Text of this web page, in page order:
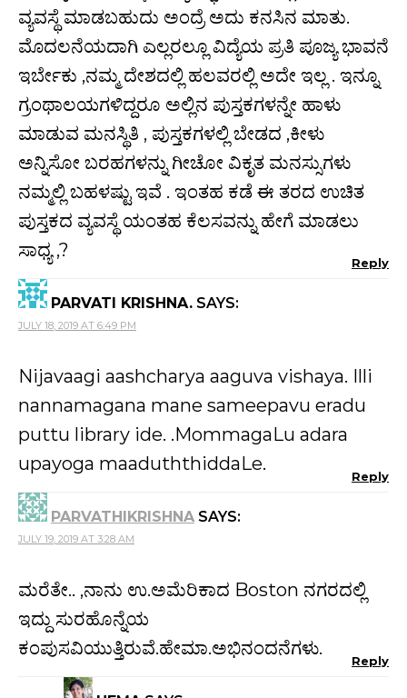
ವ್ಯವಸ್ಥೆ ಮಾಡಬಹುದು ಅಂದ್ರೆ ಅದು ಕನಸಿನ ಮಾತು.
ಮೊದಲನೆಯದಾಗಿ ಎಲ್ಲರಲ್ಲೂ ವಿದ್ಯೆಯ ಪ್ರತಿ ಪೂಜ್ಯ ಭಾವನೆ
ಇರ್ಬೇಕು ,ನಮ್ಮ ದೇಶದಲ್ಲಿ ಹಲವರಲ್ಲಿ ಅದೇ ಇಲ್ಲ . ಇನ್ನೂ
ಗ್ರಂಥಾಲಯಗಳಿದ್ದರೂ ಅಲ್ಲಿನ ಪುಸ್ತಕಗಳನ್ನೇ ಹಾಳು
ಮಾಡುವ ಮನಸ್ಥಿತಿ , ಪುಸ್ತಕಗಳಲ್ಲಿ ಬೇಡದ ,ಕೀಳು
ಅನ್ನಿಸೋ ಬರಹಗಳನ್ನು ಗೀಚೋ ವಿಕೃತ ಮನಸ್ಸುಗಳು
ನಮ್ಮಲ್ಲಿ ಬಹಳಷ್ಟು ಇವೆ . ಇಂತಹ ಕಡೆ ಈ ತರದ ಉಚಿತ
ಪುಸ್ತಕದ ವ್ಯವಸ್ಥೆ ಯಂತಹ ಕೆಲಸವನ್ನು ಹೇಗೆ ಮಾಡಲು
ಸಾಧ್ಯ ,?
Reply
PARVATI KRISHNA. SAYS:
JULY 18, 2019 AT 6:49 PM
Nijavaagi aashcharya aaguva vishaya. Illi
nannamagana mane sameepavu eradu
puttu library ide. .MommagaLu adara
upayoga maaduththiddaLe.
Reply
PARVATHIKRISHNA SAYS:
JULY 19, 2019 AT 3:28 AM
ಮರೆತೇ.. ,ನಾನು ಉ.ಅಮೆರಿಕಾದ Boston ನಗರದಲ್ಲಿ
ಇದ್ದು ಸುರಹೊನ್ನೆಯ
ಕಂಪುಸವಿಯುತ್ತಿರುವೆ.ಹೇಮಾ.ಅಭಿನಂದನೆಗಳು.
Reply